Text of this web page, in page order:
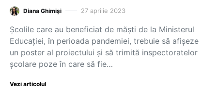
Diana Ghimiși 27 aprilie 2023
Școlile care au beneficiat de măști de la Ministerul
Educației, în perioada pandemiei, trebuie să afișeze
un poster al proiectului și să trimită inspectoratelor
școlare poze în care să fie…
Vezi articolul